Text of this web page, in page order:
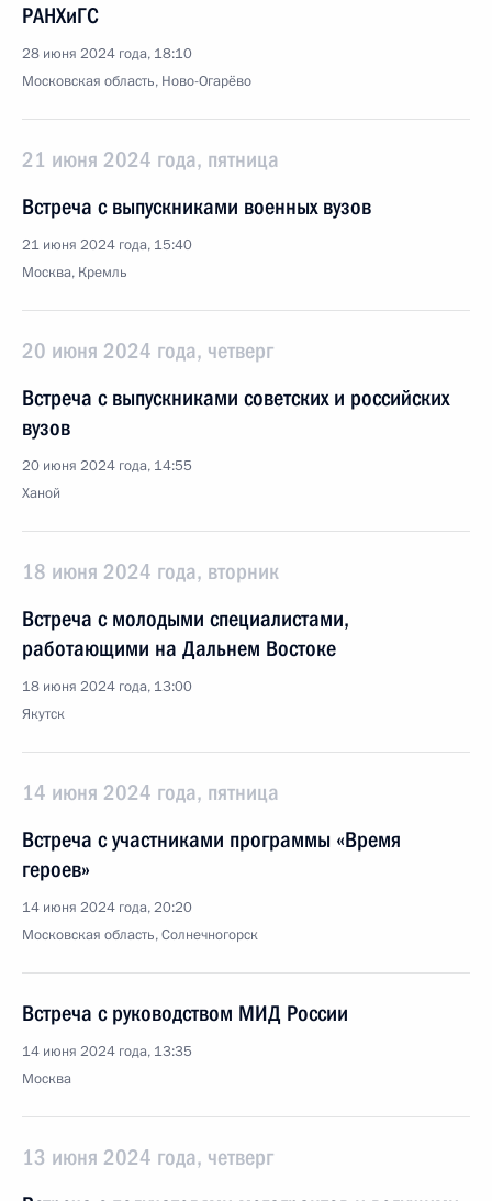
РАНХиГС
28 июня 2024 года, 18:10
Московская область, Ново-Огарёво
21 июня 2024 года, пятница
Встреча с выпускниками военных вузов
21 июня 2024 года, 15:40
Москва, Кремль
20 июня 2024 года, четверг
Встреча с выпускниками советских и российских
вузов
20 июня 2024 года, 14:55
Ханой
18 июня 2024 года, вторник
Встреча с молодыми специалистами,
работающими на Дальнем Востоке
18 июня 2024 года, 13:00
Якутск
14 июня 2024 года, пятница
Встреча с участниками программы «Время
героев»
14 июня 2024 года, 20:20
Московская область, Солнечногорск
Встреча с руководством МИД России
14 июня 2024 года, 13:35
Москва
13 июня 2024 года, четверг